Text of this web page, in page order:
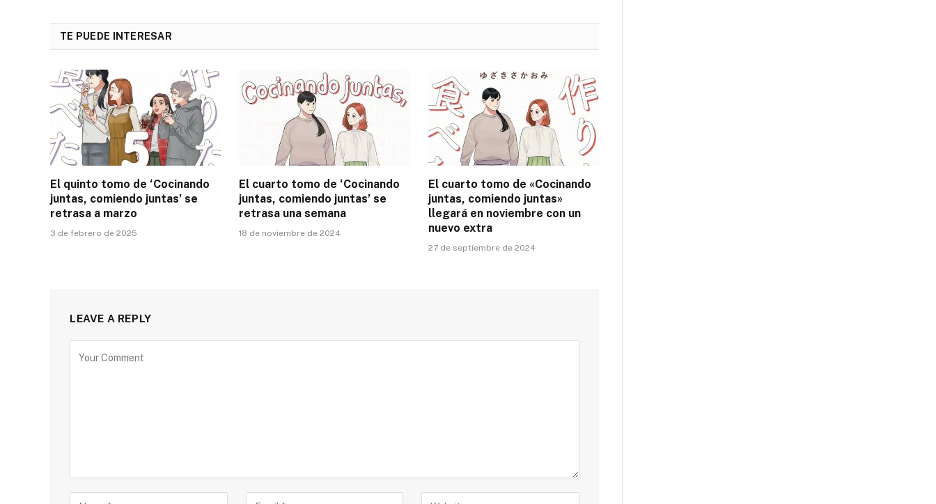
TE PUEDE INTERESAR
El quinto tomo de ‘Cocinando
juntas, comiendo juntas’ se
retrasa a marzo
3 de febrero de 2025
El cuarto tomo de ‘Cocinando
juntas, comiendo juntas’ se
retrasa una semana
18 de noviembre de 2024
El cuarto tomo de «Cocinando
juntas, comiendo juntas»
llegará en noviembre con un
nuevo extra
27 de septiembre de 2024
LEAVE A REPLY